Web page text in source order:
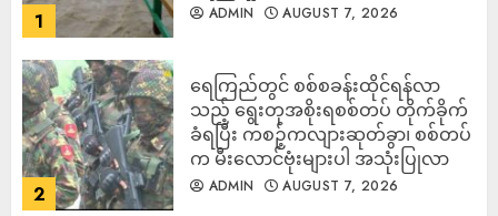
1 ADMIN AUGUST 7, 2026
2
ရေကြည်တွင် စစ်စခန်းထိုင်ရန်လာ
သည့် ရွေးတုအစိုးရစစ်တပ် တိုက်ခိုက်
ခံရပြီး ကစဉ့်ကလျားဆုတ်ခွာ၊ စစ်တပ်
က မီးလောင်ဗုံးများပါ အသုံးပြုလာ
ADMIN AUGUST 7, 2026